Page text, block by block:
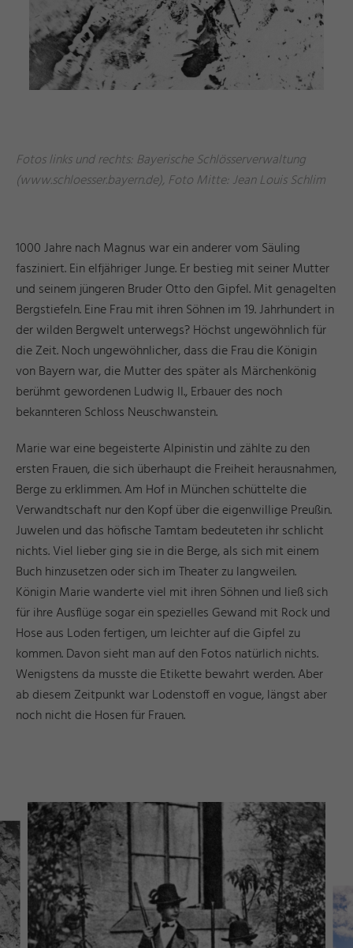
Fotos links und rechts: Bayerische Schlösserverwaltung
(www.schloesser.bayern.de), Foto Mitte: Jean Louis Schlim
1000 Jahre nach Magnus war ein anderer vom Säuling
fasziniert. Ein elfjähriger Junge. Er bestieg mit seiner Mutter
und seinem jüngeren Bruder Otto den Gipfel. Mit genagelten
Bergstiefeln. Eine Frau mit ihren Söhnen im 19. Jahrhundert in
der wilden Bergwelt unterwegs? Höchst ungewöhnlich für
die Zeit. Noch ungewöhnlicher, dass die Frau die Königin
von Bayern war, die Mutter des später als Märchenkönig
berühmt gewordenen Ludwig II., Erbauer des noch
bekannteren Schloss Neuschwanstein.
Marie war eine begeisterte Alpinistin und zählte zu den
ersten Frauen, die sich überhaupt die Freiheit herausnahmen,
Berge zu erklimmen. Am Hof in München schüttelte die
Verwandtschaft nur den Kopf über die eigenwillige Preußin.
Juwelen und das höfische Tamtam bedeuteten ihr schlicht
nichts. Viel lieber ging sie in die Berge, als sich mit einem
Buch hinzusetzen oder sich im Theater zu langweilen.
Königin Marie wanderte viel mit ihren Söhnen und ließ sich
für ihre Ausflüge sogar ein spezielles Gewand mit Rock und
Hose aus Loden fertigen, um leichter auf die Gipfel zu
kommen. Davon sieht man auf den Fotos natürlich nichts.
Wenigstens da musste die Etikette bewahrt werden. Aber
ab diesem Zeitpunkt war Lodenstoff en vogue, längst aber
noch nicht die Hosen für Frauen.